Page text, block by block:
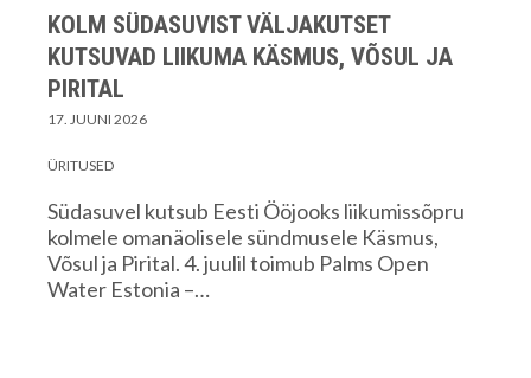
KOLM SÜDASUVIST VÄLJAKUTSET
KUTSUVAD LIIKUMA KÄSMUS, VÕSUL JA
PIRITAL
17. JUUNI 2026
ÜRITUSED
Südasuvel kutsub Eesti Ööjooks liikumissõpru
kolmele omanäolisele sündmusele Käsmus,
Võsul ja Pirital. 4. juulil toimub Palms Open
Water Estonia –…